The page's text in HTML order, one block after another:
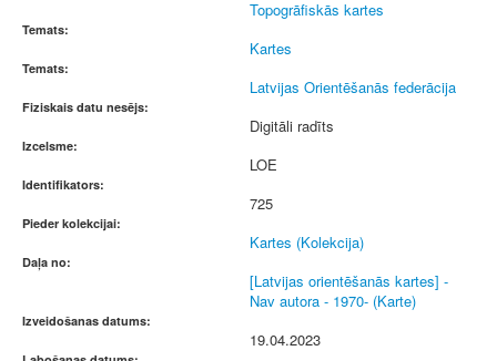
Topogrāfiskās kartes
Temats:
Kartes
Temats:
Latvijas Orientēšanās federācija
Fiziskais datu nesējs:
Digitāli radīts
Izcelsme:
LOE
Identifikators:
725
Pieder kolekcijai:
Kartes (Kolekcija)
Daļa no:
[Latvijas orientēšanās kartes] -
Nav autora - 1970- (Karte)
Izveidošanas datums:
19.04.2023